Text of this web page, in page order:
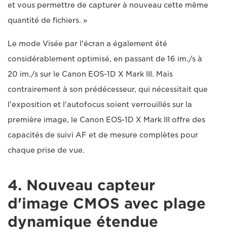
et vous permettre de capturer à nouveau cette même
quantité de fichiers. »
Le mode Visée par l'écran a également été
considérablement optimisé, en passant de 16 im./s à
20 im./s sur le Canon EOS-1D X Mark III. Mais
contrairement à son prédécesseur, qui nécessitait que
l'exposition et l'autofocus soient verrouillés sur la
première image, le Canon EOS-1D X Mark III offre des
capacités de suivi AF et de mesure complètes pour
chaque prise de vue.
4. Nouveau capteur
d'image CMOS avec plage
dynamique étendue